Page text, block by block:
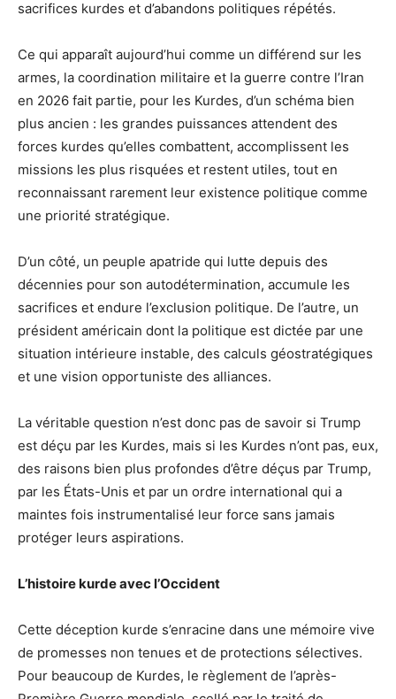
sacrifices kurdes et d’abandons politiques répétés.
Ce qui apparaît aujourd’hui comme un différend sur les
armes, la coordination militaire et la guerre contre l’Iran
en 2026 fait partie, pour les Kurdes, d’un schéma bien
plus ancien : les grandes puissances attendent des
forces kurdes qu’elles combattent, accomplissent les
missions les plus risquées et restent utiles, tout en
reconnaissant rarement leur existence politique comme
une priorité stratégique.
D’un côté, un peuple apatride qui lutte depuis des
décennies pour son autodétermination, accumule les
sacrifices et endure l’exclusion politique. De l’autre, un
président américain dont la politique est dictée par une
situation intérieure instable, des calculs géostratégiques
et une vision opportuniste des alliances.
La véritable question n’est donc pas de savoir si Trump
est déçu par les Kurdes, mais si les Kurdes n’ont pas, eux,
des raisons bien plus profondes d’être déçus par Trump,
par les États-Unis et par un ordre international qui a
maintes fois instrumentalisé leur force sans jamais
protéger leurs aspirations.
L’histoire kurde avec l’Occident
Cette déception kurde s’enracine dans une mémoire vive
de promesses non tenues et de protections sélectives.
Pour beaucoup de Kurdes, le règlement de l’après-